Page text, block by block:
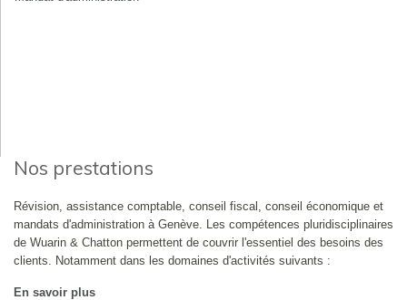
Nos prestations
Révision, assistance comptable, conseil fiscal, conseil économique et
mandats d'administration à Genève. Les compétences pluridisciplinaires
de Wuarin & Chatton permettent de couvrir l'essentiel des besoins des
clients. Notamment dans les domaines d'activités suivants :
En savoir plus